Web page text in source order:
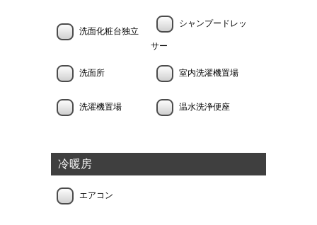
洗面化粧台独立
シャンプードレッ
サー
洗面所 室内洗濯機置場
洗濯機置場 温水洗浄便座
冷暖房
エアコン